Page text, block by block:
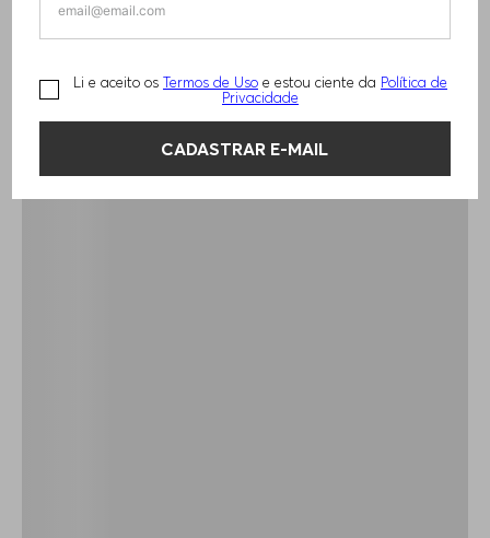
Li e aceito os Termos de Uso e estou ciente da Política de
Privacidade
CADASTRAR E-MAIL